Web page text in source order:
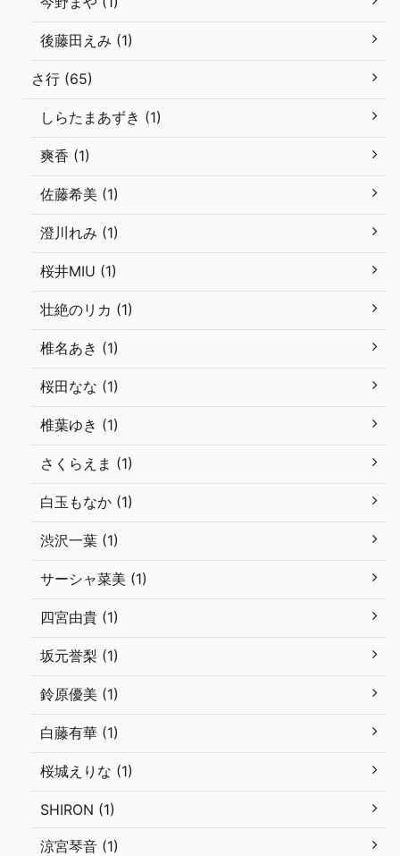
後藤田えみ (1)
さ行 (65)
しらたまあずき (1)
爽香 (1)
佐藤希美 (1)
澄川れみ (1)
桜井MIU (1)
壮絶のリカ (1)
椎名あき (1)
桜田なな (1)
椎葉ゆき (1)
さくらえま (1)
白玉もなか (1)
渋沢一葉 (1)
サーシャ菜美 (1)
四宮由貴 (1)
坂元誉梨 (1)
鈴原優美 (1)
白藤有華 (1)
桜城えりな (1)
SHIRON (1)
涼宮琴音 (1)